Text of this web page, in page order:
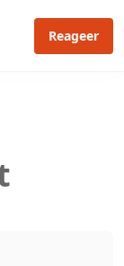
Reageer